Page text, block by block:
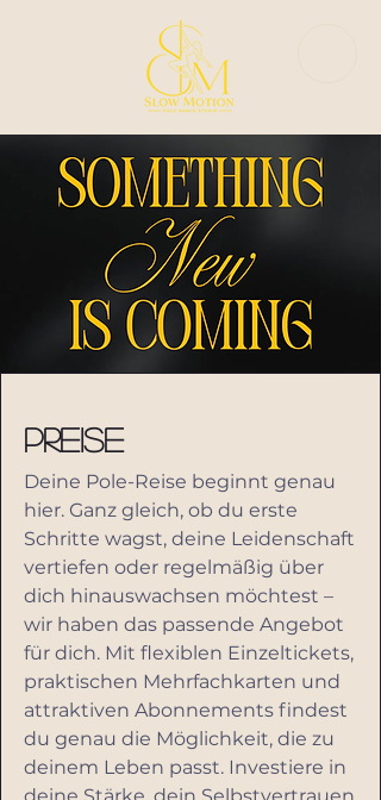
Preise
Deine Pole-Reise beginnt genau
hier. Ganz gleich, ob du erste
Schritte wagst, deine Leidenschaft
vertiefen oder regelmäßig über
dich hinauswachsen möchtest –
wir haben das passende Angebot
für dich. Mit flexiblen Einzeltickets,
praktischen Mehrfachkarten und
attraktiven Abonnements findest
du genau die Möglichkeit, die zu
deinem Leben passt. Investiere in